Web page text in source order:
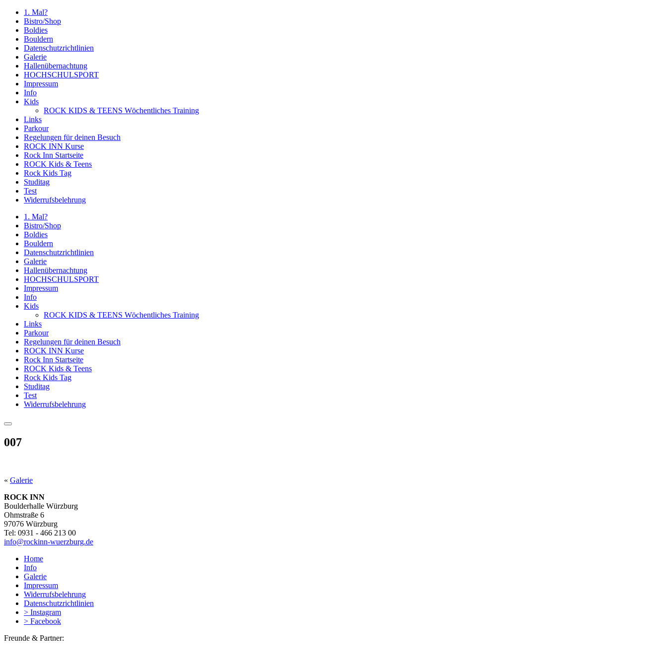
1. Mal?
Bistro/Shop
Boldies
Bouldern
Datenschutzrichtlinien
Galerie
Hallenübernachtung
HOCHSCHULSPORT
Impressum
Info
Kids
ROCK KIDS & TEENS Wöchentliches Training
Links
Parkour
Regelungen für deinen Besuch
ROCK INN Kurse
Rock Inn Startseite
ROCK Kids & Teens
Rock Kids Tag
Studitag
Test
Widerrufsbelehrung
1. Mal?
Bistro/Shop
Boldies
Bouldern
Datenschutzrichtlinien
Galerie
Hallenübernachtung
HOCHSCHULSPORT
Impressum
Info
Kids
ROCK KIDS & TEENS Wöchentliches Training
Links
Parkour
Regelungen für deinen Besuch
ROCK INN Kurse
Rock Inn Startseite
ROCK Kids & Teens
Rock Kids Tag
Studitag
Test
Widerrufsbelehrung
007
« Galerie
ROCK INN
Boulderhalle Würzburg
Ohmstraße 6
97076 Würzburg
Tel: 0931 - 466 213 00
info@rockinn-wuerzburg.de
Home
Info
Galerie
Impressum
Widerrufsbelehrung
Datenschutzrichtlinien
> Instagram
> Facebook
Freunde & Partner: